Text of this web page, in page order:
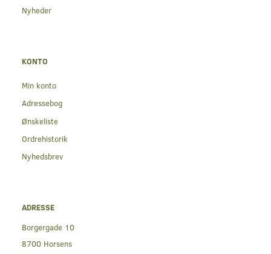
Nyheder
KONTO
Min konto
Adressebog
Ønskeliste
Ordrehistorik
Nyhedsbrev
ADRESSE
Borgergade 10
8700 Horsens